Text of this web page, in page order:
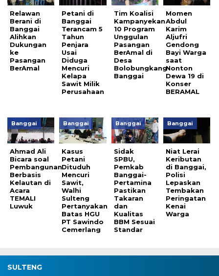
Relawan
Berani di
Banggai
Alihkan
Dukungan
ke
Pasangan
BerAmal
Petani di
Banggai
Terancam 5
Tahun
Penjara
Usai
Diduga
Mencuri
Kelapa
Sawit Milik
Perusahaan
Tim Koalisi
Kampanyekan
10 Program
Unggulan
Pasangan
BerAmal di
Desa
Bolobungkang
Banggai
Momen
Abdul
Karim
Aljufri
Gendong
Bayi Warga
saat
Nonton
Dewa 19 di
Konser
BERAMAL
Banggai
Ahmad Ali
Bicara soal
Pembangunan
Berbasis
Kelautan di
Acara
TEMALI
Luwuk
Banggai
Kasus
Petani
Dituduh
Mencuri
Sawit,
Walhi
Sulteng
Pertanyakan
Batas HGU
PT Sawindo
Cemerlang
Banggai
Sidak
SPBU,
Pemkab
Banggai-
Pertamina
Pastikan
Takaran
dan
Kualitas
BBM Sesuai
Standar
Banggai
Niat Lerai
Keributan
di Banggai,
Polisi
Lepaskan
Tembakan
Peringatan
Kenai
Warga
SULTENG